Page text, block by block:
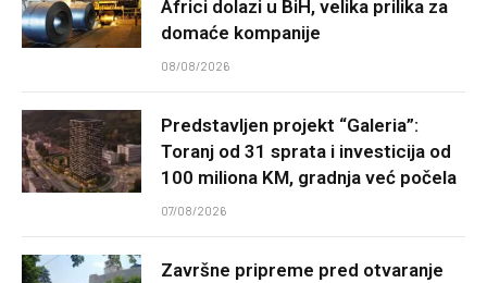
Africi dolazi u BiH, velika prilika za
domaće kompanije
08/08/2026
Predstavljen projekt “Galeria”:
Toranj od 31 sprata i investicija od
100 miliona KM, gradnja već počela
07/08/2026
Završne pripreme pred otvaranje